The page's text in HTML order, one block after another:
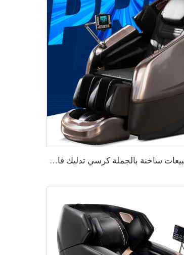
GUOHENG مبيعات ساخنة بالجملة كرسي تدليك فاخر كهربائي مسار SL زيرو جرايفيتي تدليك الشياتسو الموسيقي للجسم بالكامل 4D